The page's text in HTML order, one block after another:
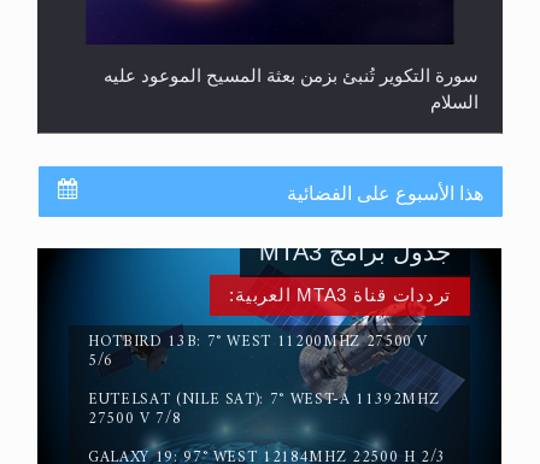
سورة التكوير تُنبئ بزمن بعثة المسيح الموعود عليه
السلام
حقيقة المسيح الدجال
هذا الأسبوع على الفضائية
ترددات قناة MTA3 العربية:
HOTBIRD 13B: 7° WEST 11200MHZ 27500 V
5/6
EUTELSAT (NILE SAT): 7° WEST-A 11392MHZ
27500 V 7/8
GALAXY 19: 97° WEST 12184MHZ 22500 H 2/3
جدول برامج MTA3